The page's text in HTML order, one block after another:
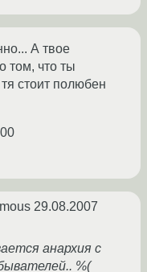
А твое
том, что ты
стоит полюбен
29.08.2007
анархия с
%(